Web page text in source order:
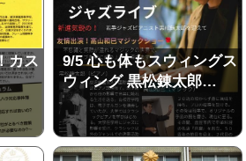
カス
9/5 心も体もスウィングス
ウィング 黒松錬太郎…